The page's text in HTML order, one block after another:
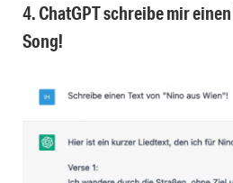
4. ChatGPT schreibe mir
Song!